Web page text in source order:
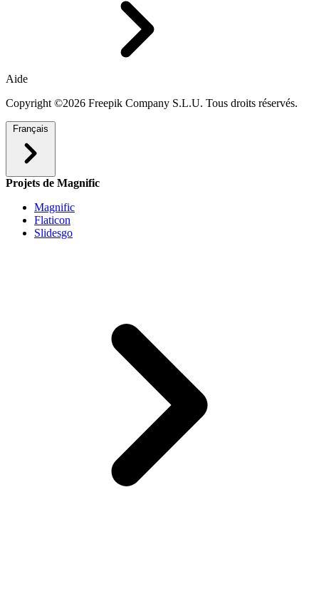
Aide
Copyright ©2026 Freepik Company S.L.U. Tous droits réservés.
Français
Projets de Magnific
Magnific
Flaticon
Slidesgo